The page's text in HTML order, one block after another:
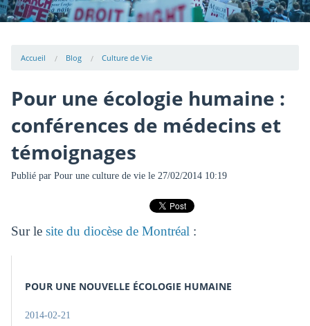
Accueil Blog Culture de Vie
Pour une écologie humaine :
conférences de médecins et
témoignages
Publié par Pour une culture de viele 27/02/2014 10:19
Sur le site du diocèse de Montréal :
POUR UNE NOUVELLE ÉCOLOGIE HUMAINE
2014-02-21